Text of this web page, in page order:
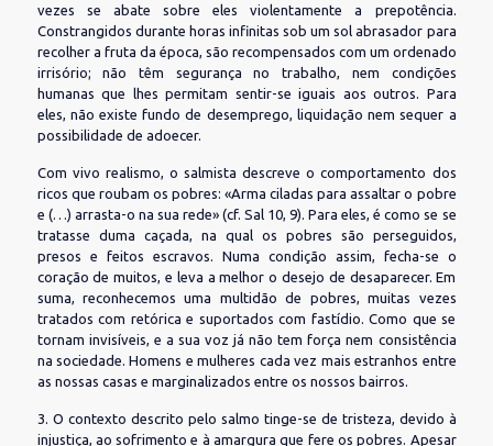
vezes se abate sobre eles violentamente a prepotência.
Constrangidos durante horas infinitas sob um sol abrasador para
recolher a fruta da época, são recompensados com um ordenado
irrisório; não têm segurança no trabalho, nem condições
humanas que lhes permitam sentir-se iguais aos outros. Para
eles, não existe fundo de desemprego, liquidação nem sequer a
possibilidade de adoecer.
Com vivo realismo, o salmista descreve o comportamento dos
ricos que roubam os pobres: «Arma ciladas para assaltar o pobre
e (…) arrasta-o na sua rede» (cf. Sal 10, 9). Para eles, é como se se
tratasse duma caçada, na qual os pobres são perseguidos,
presos e feitos escravos. Numa condição assim, fecha-se o
coração de muitos, e leva a melhor o desejo de desaparecer. Em
suma, reconhecemos uma multidão de pobres, muitas vezes
tratados com retórica e suportados com fastídio. Como que se
tornam invisíveis, e a sua voz já não tem força nem consistência
na sociedade. Homens e mulheres cada vez mais estranhos entre
as nossas casas e marginalizados entre os nossos bairros.
3. O contexto descrito pelo salmo tinge-se de tristeza, devido à
injustiça, ao sofrimento e à amargura que fere os pobres. Apesar